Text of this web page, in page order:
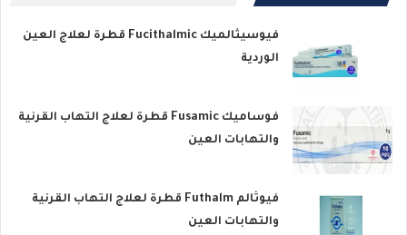
فيوسيثالميك Fucithalmic قطرة لعلاج العين
الوردية
فوساميك Fusamic قطرة لعلاج التهاب القرنية
والتهابات العين
فيوثالم Futhalm قطرة لعلاج التهاب القرنية
والتهابات العين